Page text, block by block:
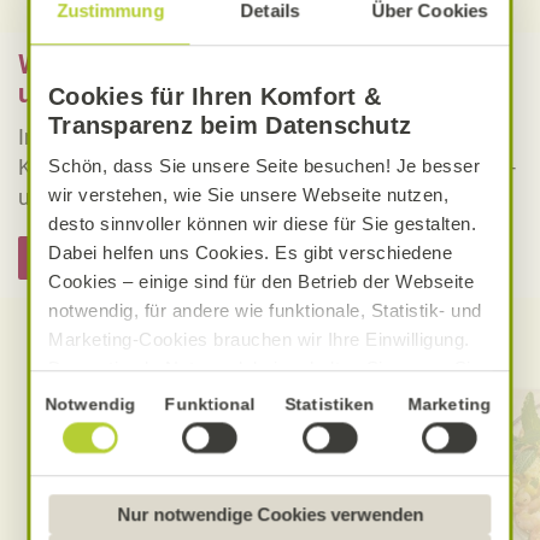
Zustimmung Details Über Cookies
Cookies für Ihren Komfort &
Transparenz beim Datenschutz
Schön, dass Sie unsere Seite besuchen! Je besser
wir verstehen, wie Sie unsere Webseite nutzen,
desto sinnvoller können wir diese für Sie gestalten.
Dabei helfen uns Cookies. Es gibt verschiedene
Cookies – einige sind für den Betrieb der Webseite
notwendig, für andere wie funktionale, Statistik- und
Marketing-Cookies brauchen wir Ihre Einwilligung.
Das optimale Nutzererlebnis erhalten Sie, wenn Sie
„Alle Cookies erlauben“ anklicken. Ihre Einwilligung
umfasst in diesem Fall auch den Einsatz von
Dienstleistern in Drittländern, die kein mit der EU
Sofern personenbezogene Daten dorthin übermittelt
Einwilligungsauswahl
Notwendig Funktional Statistiken Marketing
Nur notwendige Cookies verwenden
Was bedeutet vegan, vegetarisch, gluten-
und laktosefrei bei Alnatura Rezepten?
Informieren Sie sich über die genaue Erklärung der
Kennzeichnung von veganen, vegetarischen, gluten-
und laktosefreien Alnatura Rezepten.
Hier informieren
Entdecken Sie weitere Rezepte